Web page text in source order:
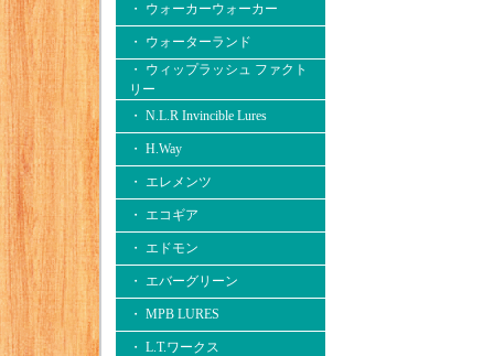
・ ウォーカーウォーカー
・ ウォーターランド
・ ウィップラッシュ ファクト
リー
・ N.L.R Invincible Lures
・ H.Way
・ エレメンツ
・ エコギア
・ エドモン
・ エバーグリーン
・ MPB LURES
・ L.T.ワークス